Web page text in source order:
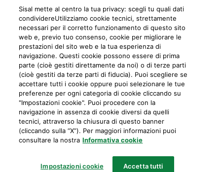
Privacy Cookie Mappa del sito Preferiti Iniziative
Programma
fedeltà
IL GIOCO È VIETATO AI MINORI E PUÒ CAUSARE DIPENDENZE PATOLOGICHE
Sisal mette al centro la tua privacy: scegli tu quali dati
condividere​Utilizziamo cookie tecnici, strettamente
necessari per il corretto funzionamento di questo sito
web e, previo tuo consenso, cookie per migliorare le
prestazioni del sito web e la tua esperienza di
navigazione. Questi cookie possono essere di prima
parte (cioè gestiti direttamente da noi) o di terze parti
(cioè gestiti da terze parti di fiducia). Puoi scegliere se
accettare tutti i cookie oppure puoi selezionare le tue
preferenze per ogni categoria di cookie cliccando su
"Impostazioni cookie". Puoi procedere con la
navigazione in assenza di cookie diversi da quelli
tecnici, attraverso la chiusura di questo banner
(cliccando sulla “X”). Per maggiori informazioni puoi
consultare la nostra Informativa cookie
Impostazioni cookie Accetta tutti